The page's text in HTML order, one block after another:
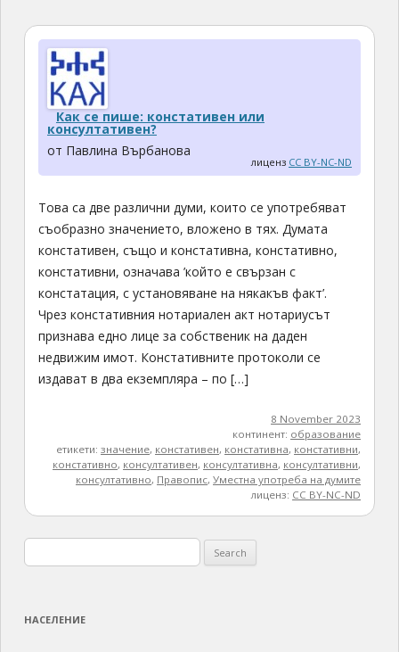
Как се пише: констативен или
консултативен?
от Павлина Върбанова
лиценз CC BY-NC-ND
Това са две различни думи, които се употребяват
съобразно значението, вложено в тях. Думата
констативен, също и констативна, констативно,
констативни, означава ’който е свързан с
констатация, с установяване на някакъв факт’.
Чрез констативния нотариален акт нотариусът
признава едно лице за собственик на даден
недвижим имот. Констативните протоколи се
издават в два екземпляра – по […]
8 November 2023
континент: образование
етикети:значение, констативен, констативна, констативни,
констативно, консултативен, консултативна, консултативни,
консултативно, Правопис,Уместна употреба на думите
лиценз: CC BY-NC-ND
for:
НАСЕЛЕНИЕ